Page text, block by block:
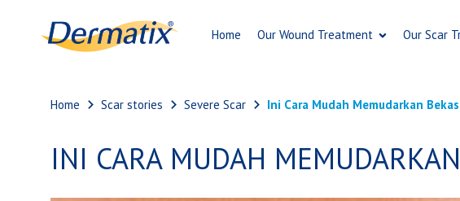
Home Our Wound Treatment Our Scar
Home Scar stories Severe Scar Ini Cara Mudah Memudarkan
INI CARA MUDAH